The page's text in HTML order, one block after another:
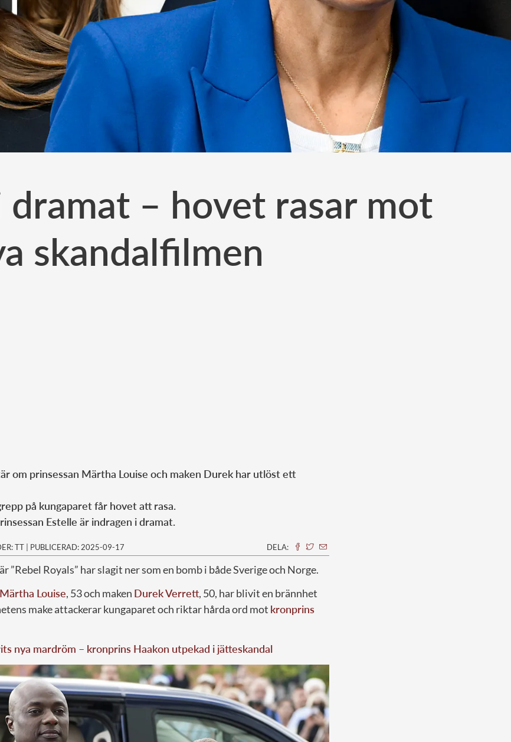
– hovet rasar mot
skandalfilmen
om prinsessan Märtha Louise och maken Durek har utlöst ett
på kungaparet får hovet att rasa.
Estelle är indragen i dramat.
TT | PUBLICERAD: 2025-09-17 DELA:
”Rebel Royals” har slagit ner som en bomb i både Sverige och Norge.
Louise, 53 och maken Durek Verrett, 50, har blivit en brännhet
make attackerar kungaparet och riktar hårda ord mot kronprins
nya mardröm – kronprins Haakon utpekad i jätteskandal